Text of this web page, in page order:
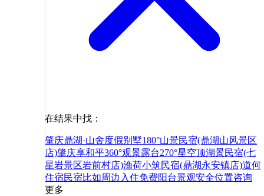
在结果中找：
肇庆鼎湖·山舍度假别墅180°山景民宿(鼎湖山风景区
店)肇庆享和平360°观景露台270°星空顶湖景民宿(七
星岩景区岩前村店)渔荷小筑民宿(鼎湖永安镇店)道何
住宿民宿比如周边 入住免费阳台景观安全位置咨询
更多